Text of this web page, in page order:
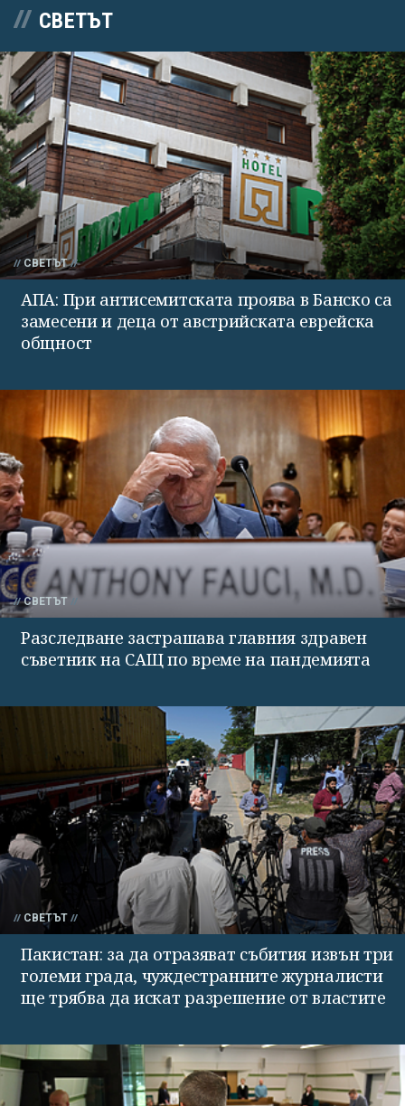
СВЕТЪТ
СВЕТЪТ
АПА: При антисемитската проява в Банско са
замесени и деца от австрийската еврейска
общност
СВЕТЪТ
Разследване застрашава главния здравен
съветник на САЩ по време на пандемията
СВЕТЪТ
Пакистан: за да отразяват събития извън три
големи града, чуждестранните журналисти
ще трябва да искат разрешение от властите